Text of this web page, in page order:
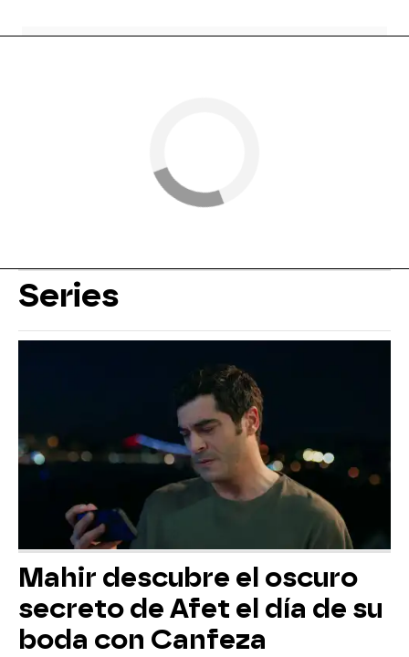
Series
Mahir descubre el oscuro
secreto de Afet el día de su
boda con Canfeza